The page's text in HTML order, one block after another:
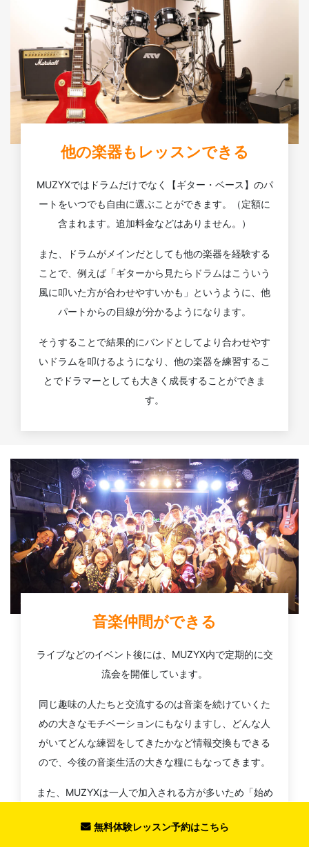
他の楽器もレッスンできる
MUZYXではドラムだけでなく【ギター・ベース】のパ
ートをいつでも自由に選ぶことができます。（定額に
含まれます。追加料金などはありません。）
また、ドラムがメインだとしても他の楽器を経験する
ことで、例えば「ギターから見たらドラムはこういう
風に叩いた方が合わせやすいかも」というように、他
パートからの目線が分かるようになります。
そうすることで結果的にバンドとしてより合わせやす
いドラムを叩けるようになり、他の楽器を練習するこ
とでドラマーとしても大きく成長することができま
す。
音楽仲間ができる
ライブなどのイベント後には、MUZYX内で定期的に交
流会を開催しています。
同じ趣味の人たちと交流するのは音楽を続けていくた
めの大きなモチベーションにもなりますし、どんな人
がいてどんな練習をしてきたかなど情報交換もできる
ので、今後の音楽生活の大きな糧にもなってきます。
また、MUZYXは一人で加入される方が多いため「始め
がけております。
無料体験レッスン予約はこちら